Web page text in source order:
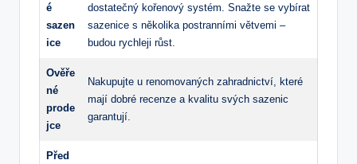
é
sazen
ice
dostatečný kořenový systém. Snažte se vybírat
sazenice s několika postranními větvemi –
budou rychleji růst.
Ověře
né
prode
jce
Nakupujte u renomovaných zahradnictví, které
mají dobré recenze a kvalitu svých sazenic
garantují.
Před